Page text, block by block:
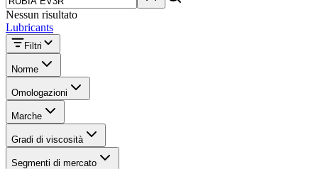
Nessun risultato
Lubricants
Filtri
Norme
Omologazioni
Marche
Gradi di viscosità
Segmenti di mercato